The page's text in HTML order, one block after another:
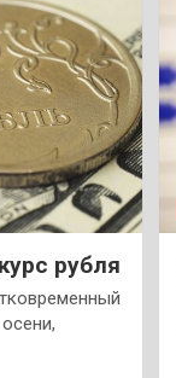
рубля